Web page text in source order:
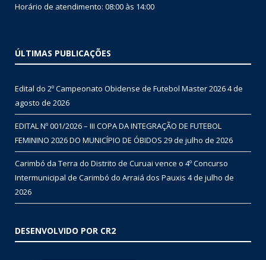
Horário de atendimento: 08:00 às 14:00
ÚLTIMAS PUBLICAÇÕES
Edital do 2º Campeonato Obidense de Futebol Master 20264 de
agosto de 2026
EDITAL Nº 001/2026 – III COPA DA INTEGRAÇÃO DE FUTEBOL
FEMININO 2026 DO MUNICÍPIO DE ÓBIDOS 29 de julho de 2026
Carimbó da Terra do Distrito de Curuai vence o 4º Concurso
Intermunicipal de Carimbó do Arraiá dos Pauxis 4 de julho de
2026
DESENVOLVIDO POR CR2